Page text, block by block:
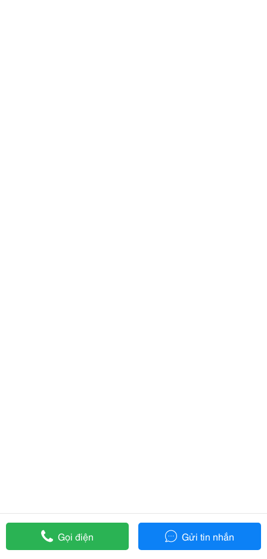
Gọi điện Gửi tin nhắn